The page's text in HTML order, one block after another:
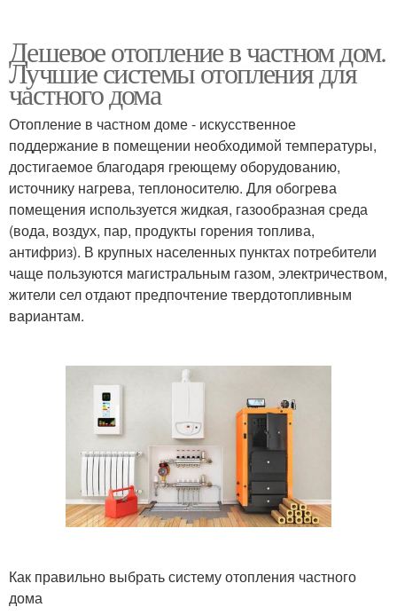
Дешевое отопление в частном дом.
Лучшие системы отопления для
частного дома
Отопление в частном доме - искусственное
поддержание в помещении необходимой температуры,
достигаемое благодаря греющему оборудованию,
источнику нагрева, теплоносителю. Для обогрева
помещения используется жидкая, газообразная среда
(вода, воздух, пар, продукты горения топлива,
антифриз). В крупных населенных пунктах потребители
чаще пользуются магистральным газом, электричеством,
жители сел отдают предпочтение твердотопливным
вариантам.
Как правильно выбрать систему отопления частного
дома